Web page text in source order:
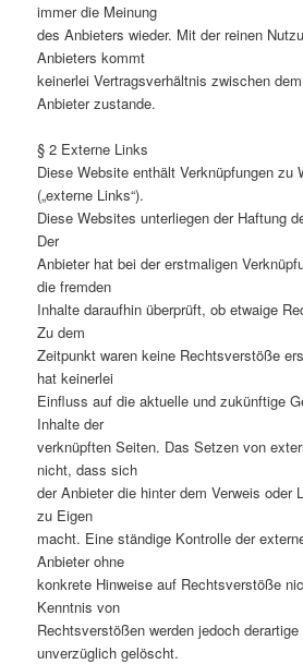
immer die Meinung
des Anbieters wieder. Mit der reinen
Anbieters kommt
keinerlei Vertragsverhältnis zwischen
Anbieter zustande.
§ 2 Externe Links
Diese Website enthält Verknüpfungen zu
(„externe Links“).
Diese Websites unterliegen der Haftung
Der
Anbieter hat bei der erstmaligen
die fremden
Inhalte daraufhin überprüft, ob etwaige
Zu dem
Zeitpunkt waren keine Rechtsverstöße
hat keinerlei
Einfluss auf die aktuelle und zukünftige
Inhalte der
verknüpften Seiten. Das Setzen von
nicht, dass sich
der Anbieter die hinter dem Verweis oder
zu Eigen
macht. Eine ständige Kontrolle der
Anbieter ohne
konkrete Hinweise auf Rechtsverstöße
Kenntnis von
Rechtsverstößen werden jedoch
unverzüglich gelöscht.